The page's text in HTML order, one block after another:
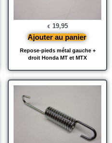
Repose-pieds métal gauche +
droit Honda MT et MTX
€ 19,95
Ajouter au panier